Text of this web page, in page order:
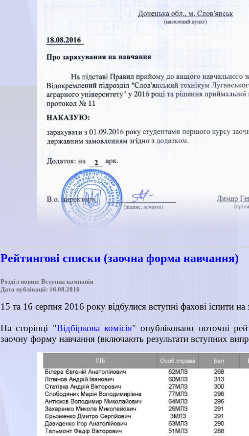
Рейтингові списки (заочна форма навчання)
Розділ новин: Вступна кампанія
Дата публікації: 16.08.2016
15 та 16 серпня 2016 року відбулися вступні фахові іспити
На сторінці "Відбіркова комісія" опубліковано поточні
заочну форму навчання (включають результати вступних